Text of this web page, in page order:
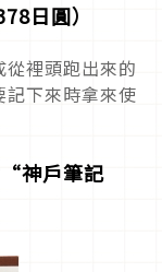
日圓）
裡頭跑出來的
下來時拿來使
神戶筆記